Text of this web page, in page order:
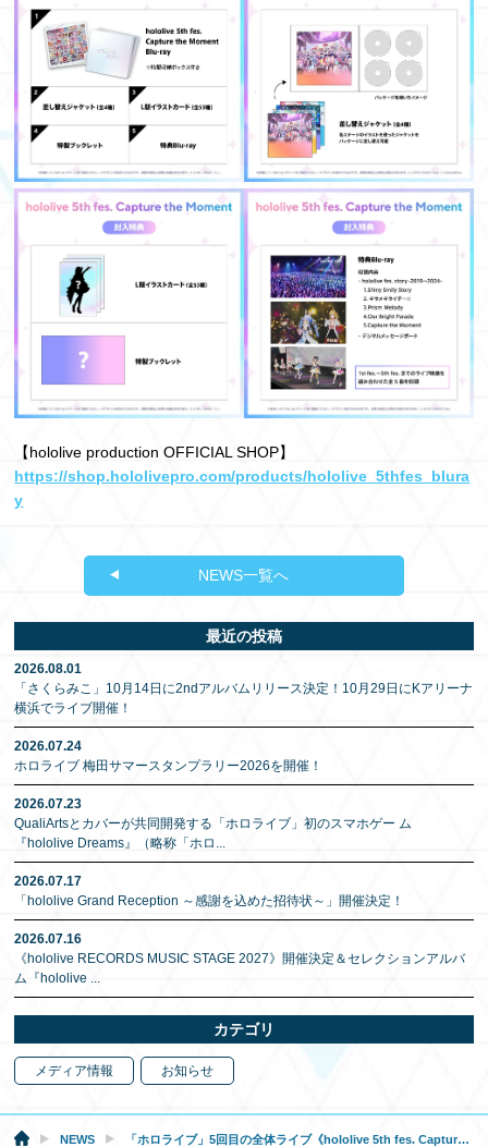
【hololive production OFFICIAL SHOP】
https://shop.hololivepro.com/products/hololive_5thfes_blura
y
NEWS一覧へ
最近の投稿
2026.08.01
「さくらみこ」10月14日に2ndアルバムリリース決定！10月29日にKアリーナ
横浜でライブ開催！
2026.07.24
ホロライブ 梅田サマースタンプラリー2026を開催！
2026.07.23
QualiArtsとカバーが共同開発する「ホロライブ」初のスマホゲー ム
『hololive Dreams』（略称「ホロ ...
2026.07.17
「hololive Grand Reception ～感謝を込めた招待状～」開催決定！
2026.07.16
《hololive RECORDS MUSIC STAGE 2027》開催決定＆セレクションアルバ
ム『hololive ...
カテゴリ
メディア情報 お知らせ
NEWS 「ホロライブ」5回目の全体ライブ《hololive 5th fes. Capture the Moment》Blu-rayが、本日より受注受付開始！